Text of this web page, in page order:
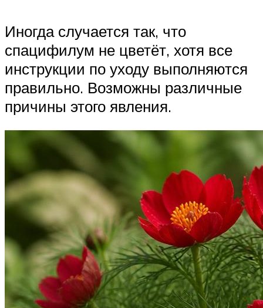
Иногда случается так, что
спацифилум не цветёт, хотя все
инструкции по уходу выполняются
правильно. Возможны различные
причины этого явления.